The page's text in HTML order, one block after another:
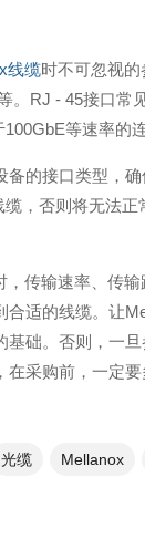
线缆时不可忽视
。RJ - 45接口常
等速率的
备的接口类型，
，否则将无法
，传输速率、传
适的线缆。让
基础。否则，一
采购前，一定
光缆 Mellanox